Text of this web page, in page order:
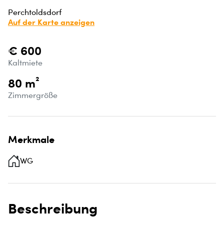
Perchtoldsdorf
Auf der Karte anzeigen
€ 600
Kaltmiete
80 m²
Zimmergröße
Merkmale
WG
Beschreibung